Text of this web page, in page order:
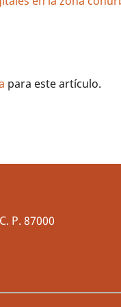
para este artículo.
P. 87000